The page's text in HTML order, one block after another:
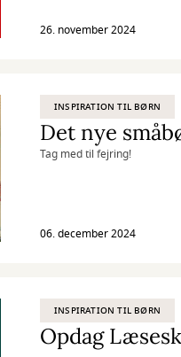
26. november 2024
INSPIRATION TIL BØRN
Det nye
Tag med til fejring!
06. december 2024
INSPIRATION TIL BØRN
Opdag